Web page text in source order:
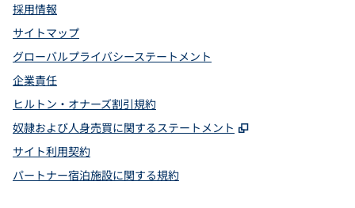
採用情報
サイトマップ
グローバルプライバシーステートメント
企業責任
ヒルトン・オナーズ割引規約
奴隷および人身売買に関するステートメント
,
サイト利用契約
パートナー宿泊施設に関する規約